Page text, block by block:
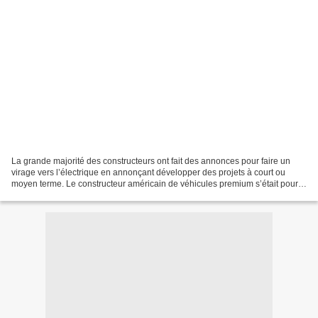
La grande majorité des constructeurs ont fait des annonces pour faire un
virage vers l’électrique en annonçant développer des projets à court ou
moyen terme. Le constructeur américain de véhicules premium s’était pour